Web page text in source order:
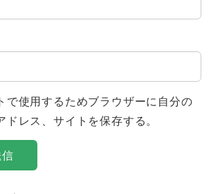
で使用するためブラウザーに自分の
レス、サイトを保存する。